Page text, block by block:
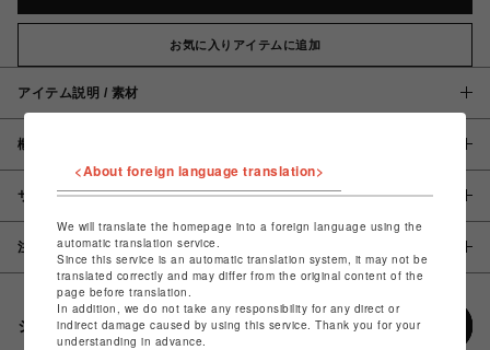
お気に入りアイテムに追加
アイテム説明 / 素材
概要
サイズ
注意事項
シェアする
<About foreign language translation>
We will translate the homepage into a foreign language using the
automatic translation service.
Since this service is an automatic translation system, it may not be
translated correctly and may differ from the original content of the
page before translation.
In addition, we do not take any responsibility for any direct or
indirect damage caused by using this service. Thank you for your
understanding in advance.